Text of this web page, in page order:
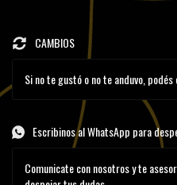
CAMBIOS
Si no te gustó o no te anduvo,
Escribinos al WhatsApp para
Comunicate con nosotros y te